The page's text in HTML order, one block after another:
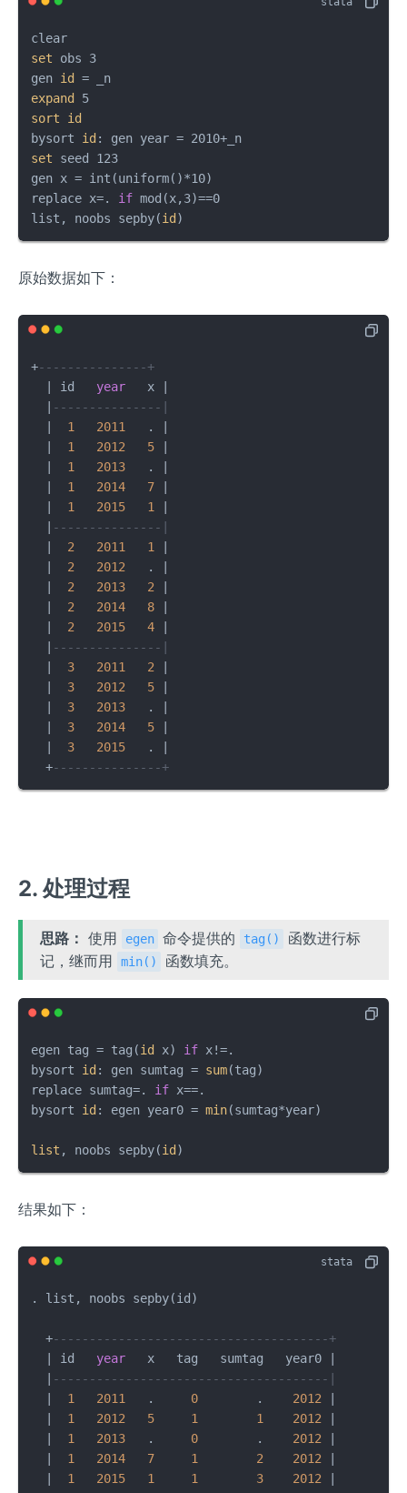
set obs 3
gen id
expand
sort
id
bysort id
set seed 123
gen x = int(uniform()*10)
replace x=. if mod(x,3)==0
list, noobs sepby(id )
原始数据如下：
+---------------+
id year
   x
---------------|
1 2011
   .
1 2012 5
1 2013
   .
1 2014 7
1 2015 1
---------------|
2 2011 1
2 2012
   .
2 2013 2
2 2014 8
2 2015 4
---------------|
3 2011 2
3 2012 5
3 2013
   .
3 2014 5
3 2015
   .
+---------------+
2. 处理过程
思路： 使用 egen 命令提供的 tag()
函数进行标
记，继而用
min() 函数填充。
egen tag = tag(id x) if x!=.
bysort id : gen sumtag = sum(tag)
replace sumtag=. if x==.
bysort id : egen year0 = min(sumtag*year)
list , noobs sepby(id )
结果如下：
. list, noobs sepby(id)
+--------------------------------------+
id year
   x   tag   sumtag   year0
--------------------------------------|
1 2011
   .
0
        .
2012
1 2012 5 1 1 2012
1 2013
   .
0
        .
2012
1 2014 7 1 2 2012
1 2015 1 1 3 2012